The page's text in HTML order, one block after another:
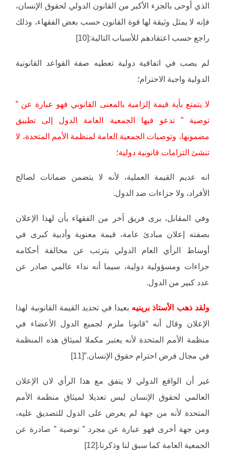
الذي أوحى بالجزء الأكبر من القانون الدولي لحقوق الإنسان،
فإنه لا يمثل وثيقة لها قوة القانون حسب بعض الفقهاء، وذلك
راجع حسب اعتقادهم للأسباب التالية:[10]
لم يصب في اتفاقية دولية تعطيه صفة القواعد القانونية
الدولية واجبة الاحترام؛
لا يتمتع بأية قيمة إلزامية بالمعنى القانوني فهو عبارة عن ”
توصية ” تدعو فيها الجمعية العامة الدول إلى تطبيق
مضمونها، وتوصيات الجمعية العامة لمنظمة الأمم المتحدة، لا
تنشئ التزامات قانونية دولية؛
انه عديم القيمة العملية، لأنه لا يتضمن ضمانات لصالح
الأفراد، ولا جزاءات ضد الدول.
وفي المقابل، يرى فريق آخر من الفقهاء بأن لهذا الإعلان
بصفته إعلان مبادئ عامة، قيمة معنوية وأدبية كبرى في
أوساط الرأي العام الدولي يترتب عن مخالفة أحكامه
جزاءات ومسؤولية دولية، سيما أنه نداء عالمي صادر عن
عدد كبير من الدول.
ولقد ذهب الأستاذ برينيه بعيدا في تحديد القيمة القانونية لهذا
الإعلان وقال أنه “قانونا ملزم لجميع الدول الأعضاء في
منظمة الأمم المتحدة لأنه يعتبر مكملا لميثاق هذه المنظمة
في مجال فرض احترام حقوق الإنسان.”[11]
غير أن الواقع الدولي لا يتفق مع هذا الرأي لان الإعلان
العالمي لحقوق الإنسان ليس تعديلا لميثاق منظمة الأمم
المتحدة لأنه من جهة لم يعرض على الدول للتصديق عليه،
ومن جهة أخرى فهو عبارة عن مجرد ” توصية ” صادرة عن
الجمعية العامة كما سبق لنا وذكرنا.[12]